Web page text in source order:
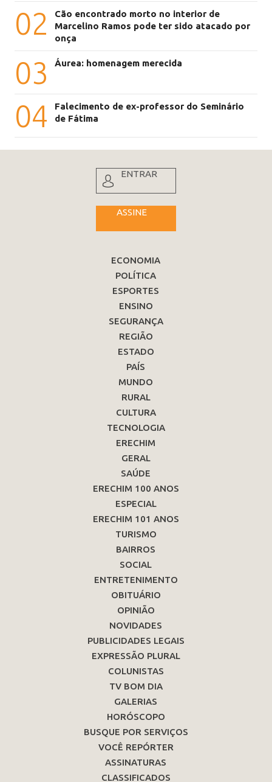
02
Cão encontrado morto no interior de
Marcelino Ramos pode ter sido atacado por
onça
03 Áurea: homenagem merecida
04
Falecimento de ex-professor do Seminário
de Fátima
ENTRAR
ASSINE
ECONOMIA
POLÍTICA
ESPORTES
ENSINO
SEGURANÇA
REGIÃO
ESTADO
PAÍS
MUNDO
RURAL
CULTURA
TECNOLOGIA
ERECHIM
GERAL
SAÚDE
ERECHIM 100 ANOS
ESPECIAL
ERECHIM 101 ANOS
TURISMO
BAIRROS
SOCIAL
ENTRETENIMENTO
OBITUÁRIO
OPINIÃO
NOVIDADES
PUBLICIDADES LEGAIS
EXPRESSÃO PLURAL
COLUNISTAS
TV BOM DIA
GALERIAS
HORÓSCOPO
BUSQUE POR SERVIÇOS
VOCÊ REPÓRTER
ASSINATURAS
CLASSIFICADOS